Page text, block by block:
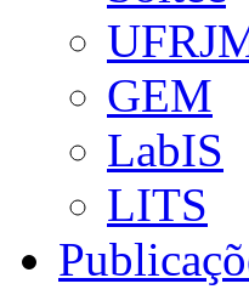
GEM
LabIS
LITS